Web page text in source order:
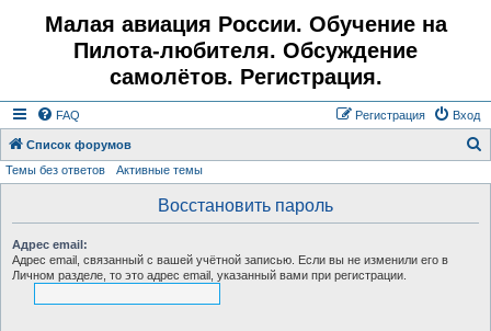
Малая авиация России. Обучение на
Пилота-любителя. Обсуждение
самолётов. Регистрация.
FAQ Вход
Регистрация
Список форумов
Темы без ответов Активные темы
Восстановить пароль
Адрес email:
Адрес email, связанный с вашей учётной записью. Если вы не изменили его в
Личном разделе, то это адрес email, указанный вами при регистрации.